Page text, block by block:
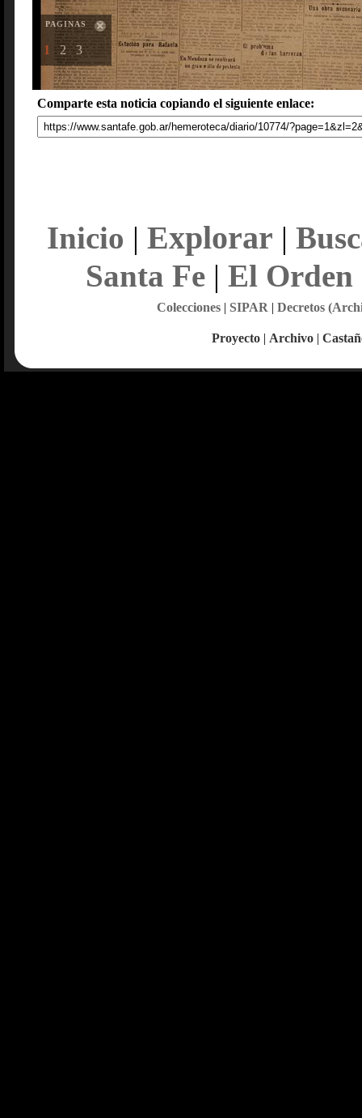
PAGINAS
1 2 3
Comparte esta noticia copiando el siguiente enlace:
Inicio | Explorar |
Santa Fe| El Orden
Colecciones| SIPAR | Decretos
Proyecto | Archivo |